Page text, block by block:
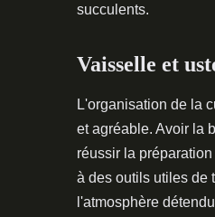
succulents.
Vaisselle et
L'organisation de la
et agréable. Avoir la
réussir la
à des outils utiles de
l'atmosphère